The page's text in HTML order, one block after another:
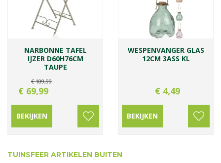
NARBONNE TAFEL
IJZER D60H76CM
TAUPE
€ 109,99
€ 69,99
BEKIJKEN
WESPENVANGER GLAS
12CM 3ASS KL
€ 4,49
BEKIJKEN
TUINSFEER ARTIKELEN BUITEN